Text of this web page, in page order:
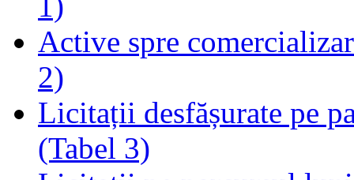
Active spre
2)
Licitații desfășurate pe
(Tabel 3)